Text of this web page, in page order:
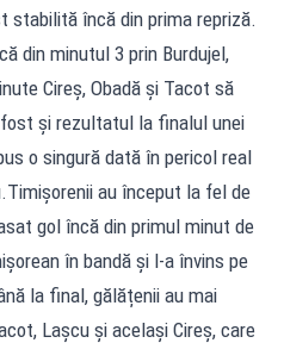
stabilită încă din prima repriză.
din minutul 3 prin Burdujel,
Cireș, Obadă și Tacot să
și rezultatul la finalul unei
o singură dată în pericol real
au început la fel de
gol încă din primul minut de
în bandă și l-a învins pe
la final, gălățenii au mai
Lașcu și același Cireș, care